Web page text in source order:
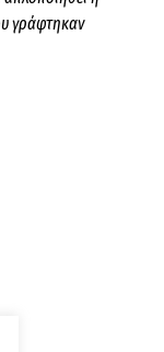
γράφτηκαν